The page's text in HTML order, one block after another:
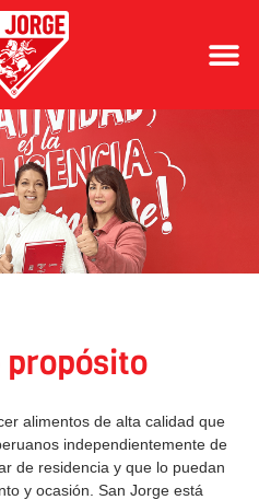
alimentos de alta calidad que
independientemente de
de residencia y que lo puedan
y ocasión. San Jorge está